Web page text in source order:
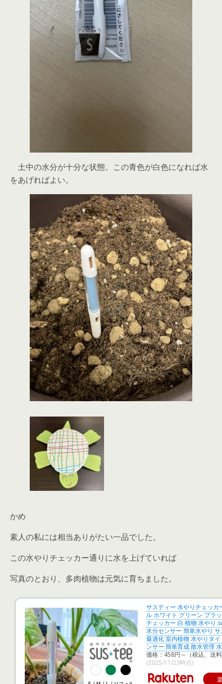
土中の水分が十分な状態。この青色が白色になれば水
をあげればよい。
かめ
素人の私には相当ありがたい一品でした。
この水やりチェッカー通りに水を上げていれば
写真のとおり、多肉植物は元気に育ちました。
サスティー 水やりチェッカ
ル ホワイト グリーン ブラ
チェッカー 白 植物 水やり
水分センサー 簡単水やり
最適化 室内植物 水やりタ
ンサー 簡単育成 散水管理
価格：458円～（税込、送
(2025/11/23時点)